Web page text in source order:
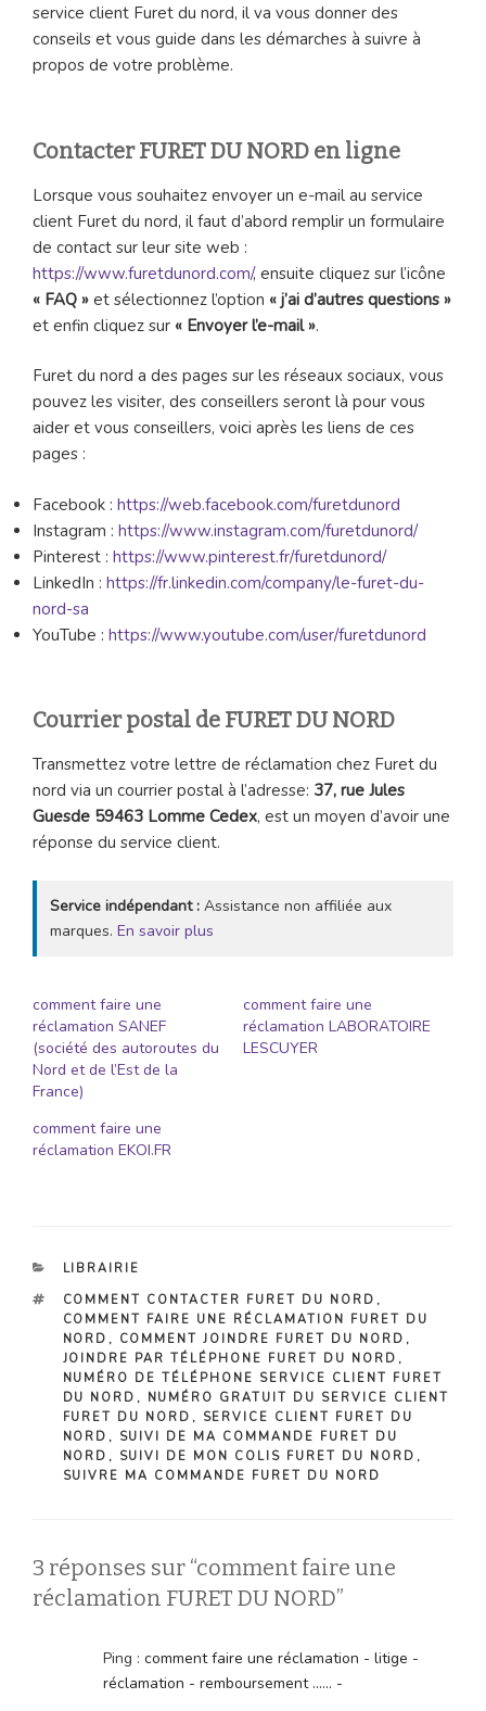
service client Furet du nord, il va vous donner des
conseils et vous guide dans les démarches à suivre à
propos de votre problème.
Contacter FURET DU NORD en ligne
Lorsque vous souhaitez envoyer un e-mail au service
client Furet du nord, il faut d’abord remplir un formulaire
de contact sur leur site web :
https://www.furetdunord.com/, ensuite cliquez sur l’icône
« FAQ » et sélectionnez l’option « j’ai d’autres questions »
et enfin cliquez sur « Envoyer l’e-mail ».
Furet du nord a des pages sur les réseaux sociaux, vous
pouvez les visiter, des conseillers seront là pour vous
aider et vous conseillers, voici après les liens de ces
pages :
Facebook : https://web.facebook.com/furetdunord
Instagram : https://www.instagram.com/furetdunord/
Pinterest : https://www.pinterest.fr/furetdunord/
LinkedIn : https://fr.linkedin.com/company/le-furet-du-
nord-sa
YouTube : https://www.youtube.com/user/furetdunord
Courrier postal de FURET DU NORD
Transmettez votre lettre de réclamation chez Furet du
nord via un courrier postal à l’adresse: 37, rue Jules
Guesde 59463 Lomme Cedex, est un moyen d’avoir une
réponse du service client.
Service indépendant : Assistance non affiliée aux
marques. En savoir plus
comment faire une
réclamation SANEF
(société des autoroutes du
Nord et de l’Est de la
France)
comment faire une
réclamation LABORATOIRE
LESCUYER
comment faire une
réclamation EKOI.FR
CATÉGORIES
LIBRAIRIE
ÉTIQUETTES
COMMENT CONTACTER FURET DU NORD ,
COMMENT FAIRE UNE RÉCLAMATION FURET DU
NORD , COMMENT JOINDRE FURET DU NORD ,
JOINDRE PAR TÉLÉPHONE FURET DU NORD ,
NUMÉRO DE TÉLÉPHONE SERVICE CLIENT FURET
DU NORD , NUMÉRO GRATUIT DU SERVICE CLIENT
FURET DU NORD , SERVICE CLIENT FURET DU
NORD , SUIVI DE MA COMMANDE FURET DU
NORD , SUIVI DE MON COLIS FURET DU NORD ,
SUIVRE MA COMMANDE FURET DU NORD
3 réponses sur “comment faire une
réclamation FURET DU NORD”
Ping : comment faire une réclamation - litige -
réclamation - remboursement ...... -